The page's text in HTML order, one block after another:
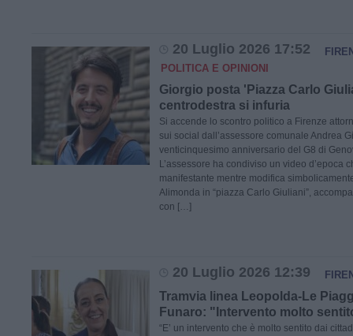
20 Luglio 2026 17:52
POLITICA E OPINIONI
Giorgio posta 'Piazza Carlo
centrodestra si infuria
Si accende lo scontro politico a Firenze
sui social dall’assessore comunale Andrea
venticinquesimo anniversario del G8 di
L’assessore ha condiviso un video d’epoca
manifestante mentre modifica
Alimonda in “piazza Carlo Giuliani”,
con […]
20 Luglio 2026 12:39
Tramvia linea Leopolda-Le
Funaro: "Intervento molto
“E’ un intervento che è molto sentito dai